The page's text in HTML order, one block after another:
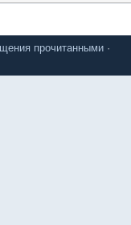
прочитанными ·